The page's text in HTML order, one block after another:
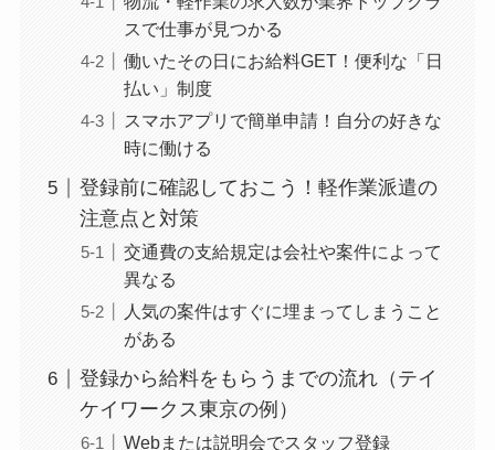
スで仕事が見つかる
働いたその日にお給料GET！便利な「日
払い」制度
スマホアプリで簡単申請！自分の好きな
時に働ける
登録前に確認しておこう！軽作業派遣の
注意点と対策
交通費の支給規定は会社や案件によって
異なる
人気の案件はすぐに埋まってしまうこと
がある
登録から給料をもらうまでの流れ（テイ
ケイワークス東京の例）
Webまたは説明会でスタッフ登録